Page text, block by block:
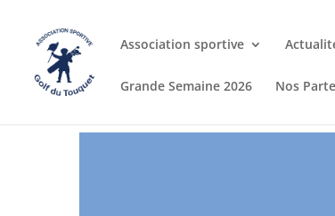
Association sportive
Grande Semaine 2026 Nos